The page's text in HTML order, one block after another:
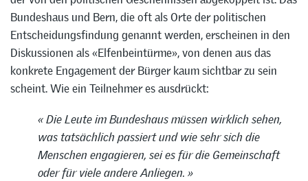
Bundeshaus und Bern, die oft als Orte der politischen
Entscheidungsfindung genannt werden, erscheinen in den
Diskussionen als «Elfenbeintürme», von denen aus das
konkrete Engagement der Bürger kaum sichtbar zu sein
scheint. Wie ein Teilnehmer es ausdrückt:
« Die Leute im Bundeshaus müssen wirklich sehen,
was tatsächlich passiert und wie sehr sich die
Menschen engagieren, sei es für die Gemeinschaft
oder für viele andere Anliegen. »